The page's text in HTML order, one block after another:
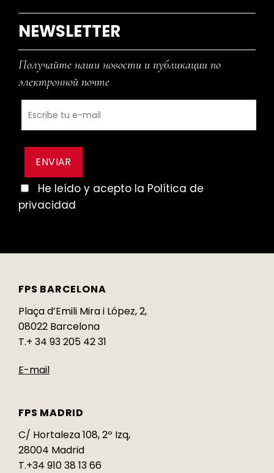
NEWSLETTER
Получайте наши новости и публикации по
электронной почте
He leído y acepto la Política de
privacidad
FPS BARCELONA
Plaça d’Emili Mira i López, 2,
08022 Barcelona
T.+ 34 93 205 42 31
E-mail
FPS MADRID
C/ Hortaleza 108, 2º Izq,
28004 Madrid
T.+34 910 38 13 66